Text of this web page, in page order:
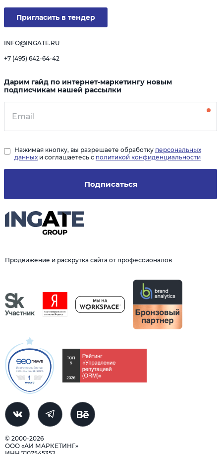
Продвижение и раскрутка сайта от профессионалов
© 2000-2026
ООО «АИ МАРКЕТИНГ»
Пригласить в тендер
INFO@INGATE.RU
+7 (495) 642-64-42
Дарим гайд по интернет-маркетингу новым
подписчикам нашей рассылки
Подписаться
Нажимая кнопку, вы разрешаете обработку персональных
данных и соглашаетесь с политикой конфиденциальности